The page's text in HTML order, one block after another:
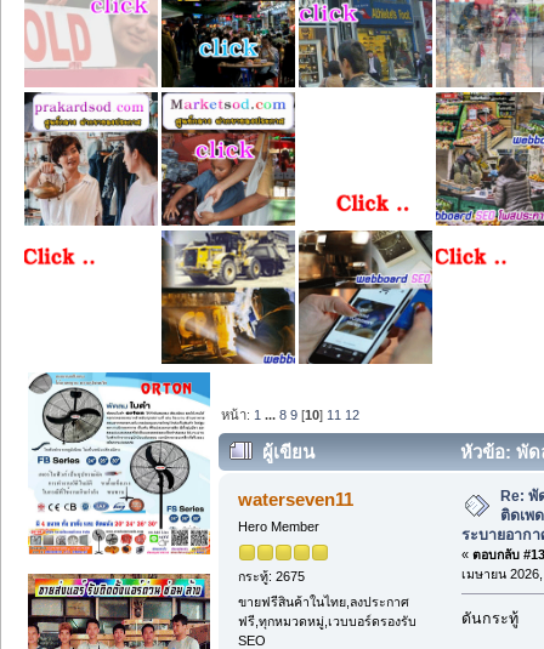
หน้า: 1 ...8 9 [10] 11 12
ผู้เขียน
หัวข้อ: พัด
ช่วยระบายอากาศในพื้นที่ขนาดใหญ่ (อ่
waterseven11
Hero Member
กระทู้: 2675
ขายฟรีสินค้าในไทย,ลงประกาศ
ฟรี,ทุกหมวดหมู่,เวบบอร์ดรองรับ
SEO
Re:
ติดเพ
ระบายอาก
« ตอบกลับ
เมษายน
ดันกระทู้